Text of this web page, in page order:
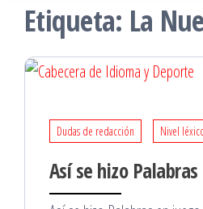
Etiqueta: La
Dudas de redacción Nivel
Así se hizo